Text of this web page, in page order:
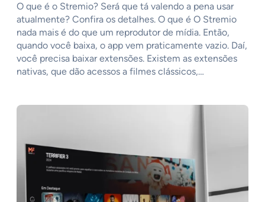
O que é o Stremio? Será que tá valendo a pena usar
atualmente? Confira os detalhes. O que é O Stremio
nada mais é do que um reprodutor de mídia. Então,
quando você baixa, o app vem praticamente vazio. Daí,
você precisa baixar extensões. Existem as extensões
nativas, que dão acessos a filmes clássicos,…